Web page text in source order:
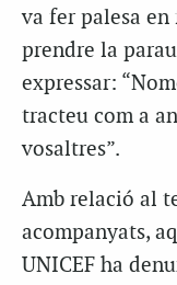
va fer palesa en
prendre la
expressar:
tracteu com a
vosaltres”.
Amb relació al
acompanyats,
UNICEF ha